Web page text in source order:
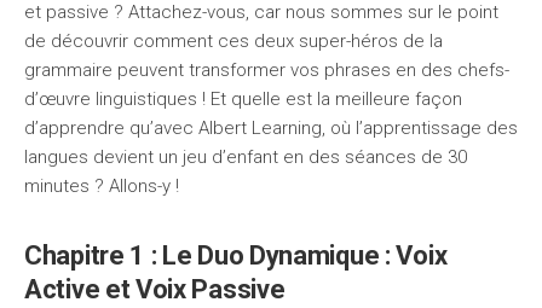
et passive ? Attachez-vous, car nous sommes sur le point
de découvrir comment ces deux super-héros de la
grammaire peuvent transformer vos phrases en des chefs-
d’œuvre linguistiques ! Et quelle est la meilleure façon
d’apprendre qu’avec Albert Learning, où l’apprentissage des
langues devient un jeu d’enfant en des séances de 30
minutes ? Allons-y !
Chapitre 1 : Le Duo Dynamique : Voix
Active et Voix Passive